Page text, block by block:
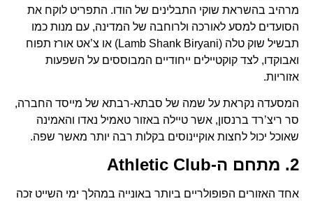
מרהיב בהשראת שוקי התבלינים של הודו. התפריט לוקח את
הסועדים למסע לאורכה ולרוחבה של המדינה, עם מנות כמו
תבשיל שוק טלה (Lamb Shank Biryani) או צ’אט אורז תפוח
ואבוקדו, לצד קוקטיילים ייחודיים המבוססים על השפעות
אזוריות.
המסעדה נקראת על שמה של סבתא-רבתא של מייסד החברה,
סר ריצ’רד ברנסון, אשר טיילה באזור טאמיל נאדו והאמינה
שאוכל יכול לחצות אוקיינוסים בקלות רבה יותר מאשר שפה.
אחד האזורים הפופולריים ביותר באונייה במהלך ימי השייט זכה